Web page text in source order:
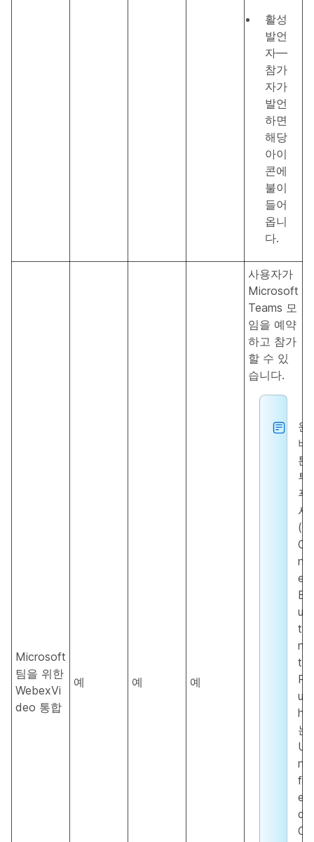
활성
발언
자—
참가
자가
발언
하면
해당
아이
콘에
불이
들어
옵니
다.
Microsoft
팀을 위한
WebexVi
deo 통합
예 예 예
사용자가
Microsoft
Teams 모
임을 예약
하고 참가
할 수 있
습니다.
원
버
튼
투
푸
시
(
O
n
e
B
ut
to
n
to
P
us
h)
는
U
ni
fi
e
d
C